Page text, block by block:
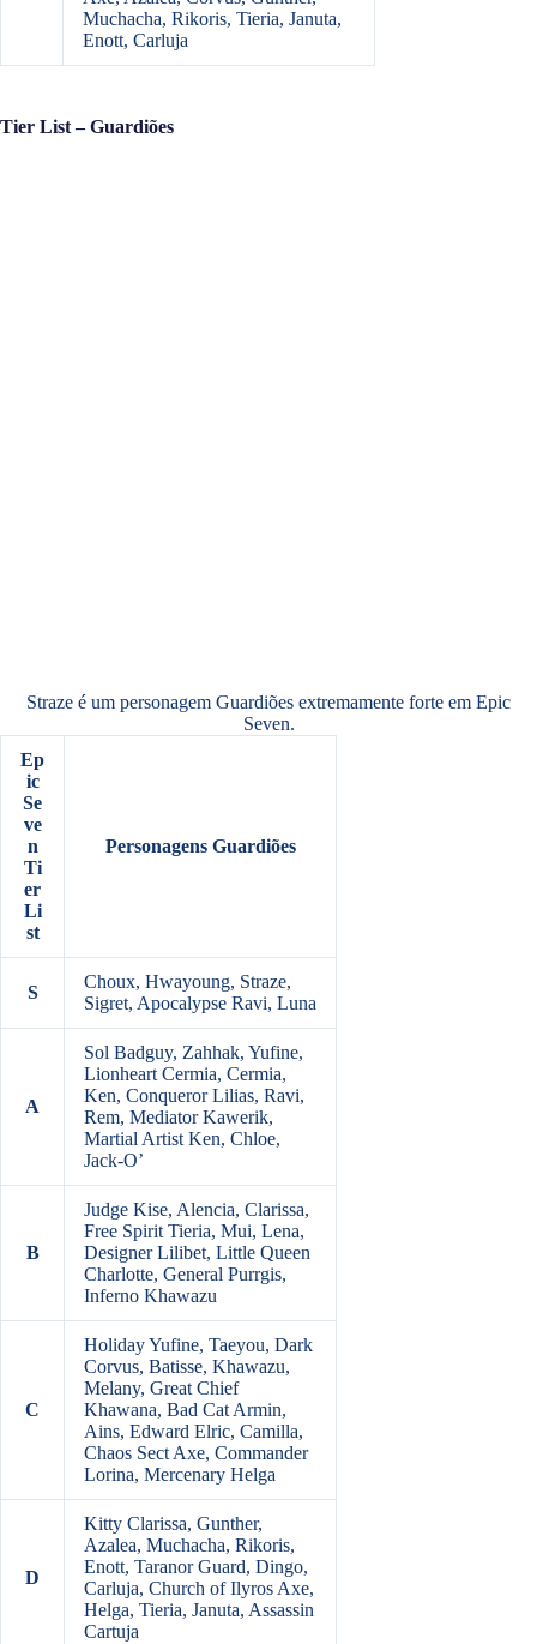
Muchacha, Rikoris, Tieria, Januta,
Enott, Carluja
Tier List – Guardiões
Straze é um personagem Guardiões extremamente forte em Epic
Seven.
Ep
ic
Se
ve
n
Ti
er
Li
st
Personagens Guardiões
S
Choux, Hwayoung, Straze,
Sigret, Apocalypse Ravi, Luna
A
Sol Badguy, Zahhak, Yufine,
Lionheart Cermia, Cermia,
Ken, Conqueror Lilias, Ravi,
Rem, Mediator Kawerik,
Martial Artist Ken, Chloe,
Jack-O’
B
Judge Kise, Alencia, Clarissa,
Free Spirit Tieria, Mui, Lena,
Designer Lilibet, Little Queen
Charlotte, General Purrgis,
Inferno Khawazu
C
Holiday Yufine, Taeyou, Dark
Corvus, Batisse, Khawazu,
Melany, Great Chief
Khawana, Bad Cat Armin,
Ains, Edward Elric, Camilla,
Chaos Sect Axe, Commander
Lorina, Mercenary Helga
D
Kitty Clarissa, Gunther,
Azalea, Muchacha, Rikoris,
Enott, Taranor Guard, Dingo,
Carluja, Church of Ilyros Axe,
Helga, Tieria, Januta, Assassin
Cartuja